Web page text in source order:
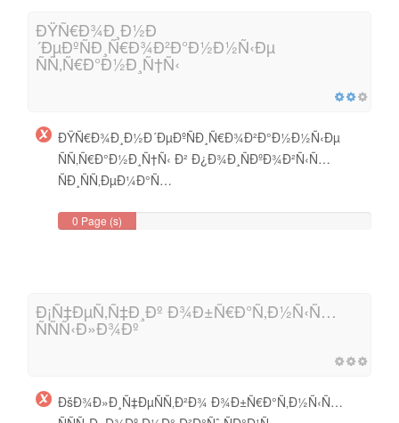
ÐŸÑ€Ð¾Ð¸Ð½Ð
´ÐµÐºÑÐ¸Ñ€Ð¾Ð²Ð°Ð½Ð½Ñ‹Ðµ
ÑÑ‚Ñ€Ð°Ð½Ð¸Ñ†Ñ‹
ÐŸÑ€Ð¾Ð¸Ð½Ð´ÐµÐºÑÐ¸Ñ€Ð¾Ð²Ð°Ð½Ð½Ñ‹Ðµ
ÑÑ‚Ñ€Ð°Ð½Ð¸Ñ†Ñ‹ Ð² Ð¿Ð¾Ð¸ÑÐºÐ¾Ð²Ñ‹Ñ…
ÑÐ¸ÑÑ‚ÐµÐ¼Ð°Ñ…
0 Page (s)
Ð¡Ñ‡ÐµÑ‚Ñ‡Ð¸Ðº Ð¾Ð±Ñ€Ð°Ñ‚Ð½Ñ‹Ñ…
ÑÑÑ‹Ð»Ð¾Ðº
ÐšÐ¾Ð»Ð¸Ñ‡ÐµÑÑ‚Ð²Ð¾ Ð¾Ð±Ñ€Ð°Ñ‚Ð½Ñ‹Ñ…